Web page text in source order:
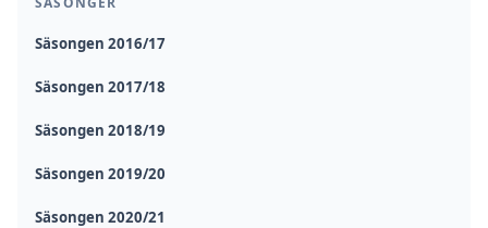
Säsongen 2016/17
Säsongen 2017/18
Säsongen 2018/19
Säsongen 2019/20
Säsongen 2020/21